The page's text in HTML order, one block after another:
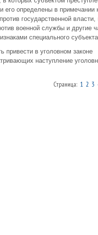
его определены в примечании
государственной власти,
военной службы и другие
специального
привести в уголовном законе
наступление
Страница: 1 2 3